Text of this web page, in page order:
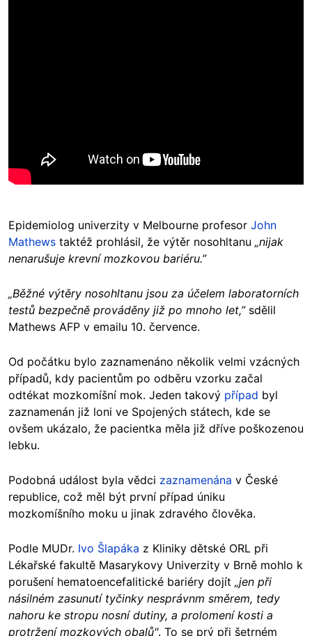
Epidemiolog univerzity v Melbourne profesor John
Mathews taktéž prohlásil, že výtěr nosohltanu „nijak
nenarušuje krevní mozkovou bariéru.”
„Běžné výtěry nosohltanu jsou za účelem laboratorních
testů bezpečně prováděny již po mnoho let,”sdělil
Mathews AFP v emailu 10. července.
Od počátku bylo zaznamenáno několik velmi vzácných
případů, kdy pacientům po odběru vzorku začal
odtékat mozkomíšní mok. Jeden takový případ byl
zaznamenán již loni ve Spojených státech, kde se
ovšem ukázalo, že pacientka měla již dříve poškozenou
lebku.
Podobná událost byla vědci zaznamenána v České
republice, což měl být první případ úniku
mozkomíšního moku u jinak zdravého člověka.
Podle MUDr. Ivo Šlapáka z Kliniky dětské ORL při
Lékařské fakultě Masarykovy Univerzity v Brně mohlo k
porušení hematoencefalitické bariéry dojít „jen při
násilném zasunutí tyčinky nesprávnm směrem, tedy
nahoru ke stropu nosní dutiny, a prolomení kosti a
protržení mozkových obalů". To se prý při šetrném